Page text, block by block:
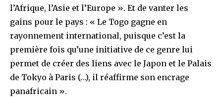
l’Afrique, l’Asie et l’Europe ». Et de vanter les
gains pour le pays : « Le Togo gagne en
rayonnement international, puisque c’est la
première fois qu’une initiative de ce genre lui
permet de créer des liens avec le Japon et le Palais
de Tokyo à Paris (…), il réaffirme son encrage
panafricain ».